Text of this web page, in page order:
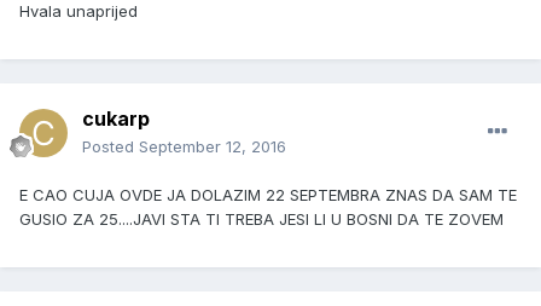
Hvala unaprijed
cukarp
Posted September 12, 2016
E CAO CUJA OVDE JA DOLAZIM 22 SEPTEMBRA ZNAS DA SAM TE
GUSIO ZA 25....JAVI STA TI TREBA JESI LI U BOSNI DA TE ZOVEM